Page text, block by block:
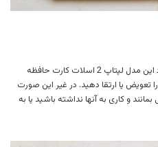
در اینجا مشاهده میکنید که روی مادربورد این مدل لپتاپ 2 اسلات کارت حافظه
تعویض یا ارتقا دهید. در غیر این صورت
و کاری به آنها نداشته باشید یا به